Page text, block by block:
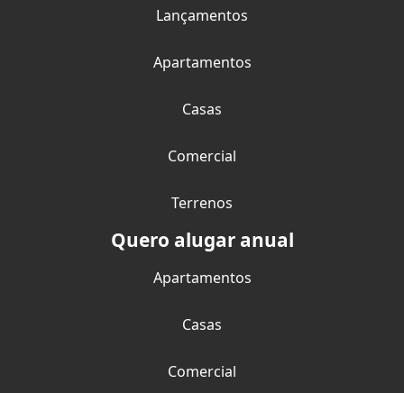
Lançamentos
Apartamentos
Casas
Comercial
Terrenos
Quero alugar anual
Apartamentos
Casas
Comercial